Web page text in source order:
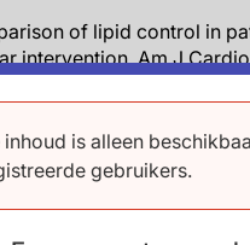
inhoud is alleen
gebruikers.
of lipid control in
intervention. Am J
Risk Factor
Ischemic
1149.
et al. 2013 ACC/AHA
Risk in